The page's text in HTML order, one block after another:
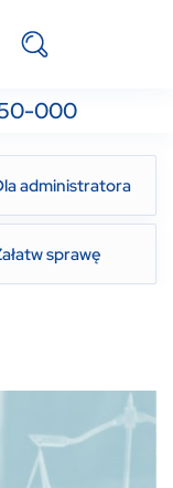
000
administratora
sprawę